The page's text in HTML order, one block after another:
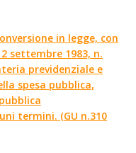
in legge, con
settembre 1983, n.
previdenziale e
spesa pubblica,
termini. (GU n.310